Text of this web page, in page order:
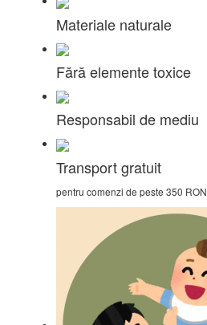
Materiale naturale
Fără elemente toxice
Responsabil de mediu
Transport gratuit
pentru comenzi de peste 350 RON